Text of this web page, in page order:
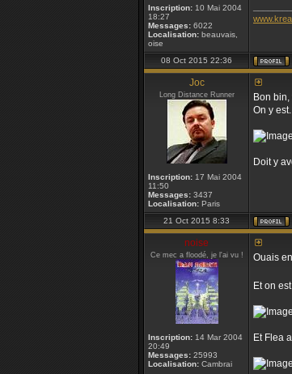
Inscription: 10 Mai 2004
18:27
Messages: 6022
Localisation: beauvais,
oise
08 Oct 2015 22:36
Joc
Long Distance Runner
Inscription: 17 Mai 2004
11:50
Messages: 3437
Localisation: Paris
Bon
On y
Doit y
21 Oct 2015 8:33
noise
Ce mec a floodé, je l'ai vu !
Inscription: 14 Mar 2004
20:49
Messages: 25993
Localisation: Cambrai
Ouais
Et on
Et Flea